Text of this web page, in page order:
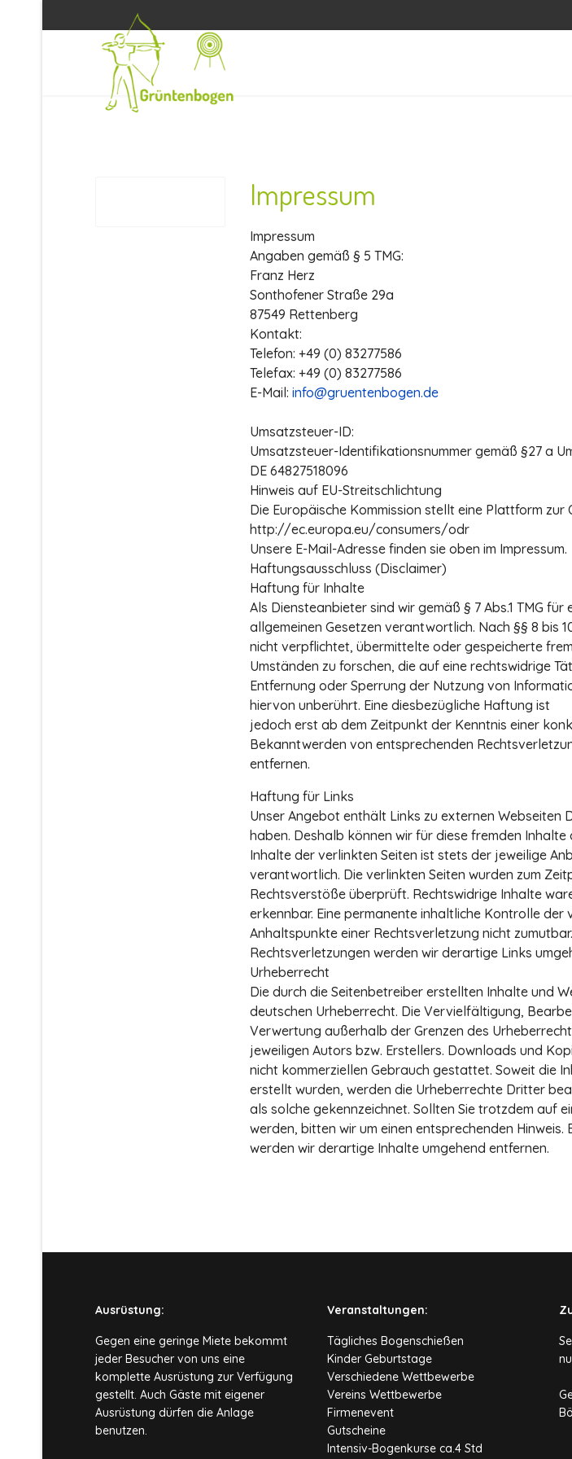
Impressum
Impressum
Angaben gemäß § 5 TMG:
Franz Herz
Sonthofener Straße 29a
87549 Rettenberg
Kontakt:
Telefon: +49 (0) 83277586
Telefax: +49 (0) 83277586
E-Mail: info@gruentenbogen.de
Umsatzsteuer-ID:
Umsatzsteuer-Identifikationsnummer gemäß §27 a
DE 64827518096
Hinweis auf EU-Streitschlichtung
Die Europäische Kommission stellt eine Plattform zur
http://ec.europa.eu/consumers/odr
Unsere E-Mail-Adresse finden sie oben im Impressum.
Haftungsausschluss (Disclaimer)
Haftung für Inhalte
Als Diensteanbieter sind wir gemäß § 7 Abs.1 TMG
allgemeinen Gesetzen verantwortlich. Nach §§ 8 bis
nicht verpflichtet, übermittelte oder gespeicherte
Umständen zu forschen, die auf eine rechtswidrige
Entfernung oder Sperrung der Nutzung von
hiervon unberührt. Eine diesbezügliche Haftung ist
jedoch erst ab dem Zeitpunkt der Kenntnis einer
Bekanntwerden von entsprechenden
entfernen.
Haftung für Links
Unser Angebot enthält Links zu externen Webseiten
haben. Deshalb können wir für diese fremden Inhalte
Inhalte der verlinkten Seiten ist stets der jeweilige
verantwortlich. Die verlinkten Seiten wurden zum
Rechtsverstöße überprüft. Rechtswidrige Inhalte
erkennbar. Eine permanente inhaltliche Kontrolle
Anhaltspunkte einer Rechtsverletzung nicht
Rechtsverletzungen werden wir derartige Links
Urheberrecht
Die durch die Seitenbetreiber erstellten Inhalte und
deutschen Urheberrecht. Die Vervielfältigung,
Verwertung außerhalb der Grenzen des
jeweiligen Autors bzw. Erstellers. Downloads und
nicht kommerziellen Gebrauch gestattet. Soweit die
erstellt wurden, werden die Urheberrechte Dritter
als solche gekennzeichnet. Sollten Sie trotzdem auf
werden, bitten wir um einen entsprechenden
werden wir derartige Inhalte umgehend entfernen.
Ausrüstung:
Gegen eine geringe Miete bekommt
jeder Besucher von uns eine
komplette Ausrüstung zur Verfügung
gestellt. Auch Gäste mit eigener
Ausrüstung dürfen die Anlage
benutzen.
Veranstaltungen:
Tägliches Bogenschießen
Kinder Geburtstage
Verschiedene Wettbewerbe
Vereins Wettbewerbe
Firmenevent
Gutscheine
Intensiv-Bogenkurse ca.4 Std